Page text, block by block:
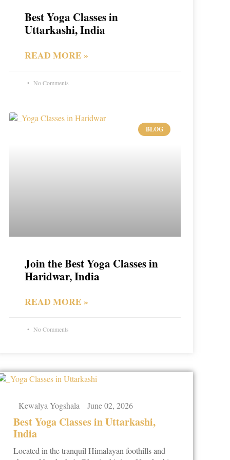
Best Yoga Classes in
Uttarkashi, India
READ MORE »
No Comments
BLOG
Join the Best Yoga Classes in
Haridwar, India
READ MORE »
No Comments
Kewalya Yogshala June 02, 2026
Best Yoga Classes in Uttarkashi,
India
Located in the tranquil Himalayan foothills and